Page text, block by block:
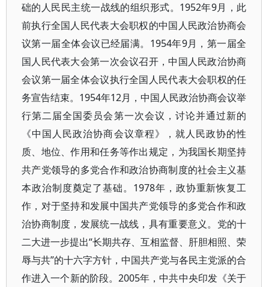
础的人民民主统一战线的组织形式。1952年9月，此
前执行全国人民代表大会职权的中国人民政治协商会
议第一届全体会议已经届满。1954年9月，第一届全
国人民代表大会第一次会议召开，中国人民政治协商
会议第一届全体会议执行全国人民代表大会职权的任
务宣告结束。1954年12月，中国人民政治协商会议举
行第二届全国委员会第一次会议，讨论并通过新的
《中国人民政治协商会议章程》，就人民政协的性
质、地位、作用和任务等作出规定，为我国长期坚持
共产党领导的多党合作和政治协商制度的社会主义基
本政治制度奠定了基础。1978年，政协重新恢复工
作，对于坚持和发展中国共产党领导的多党合作和政
治协商制度，发展统一战线，具有重要意义。党的十
二大进一步提出“长期共存、互相监督、肝胆相照、荣
辱与共”的十六字方针，中国共产党与各民主党派的合
作进入一个新的阶段。2005年，中共中央印发《关于